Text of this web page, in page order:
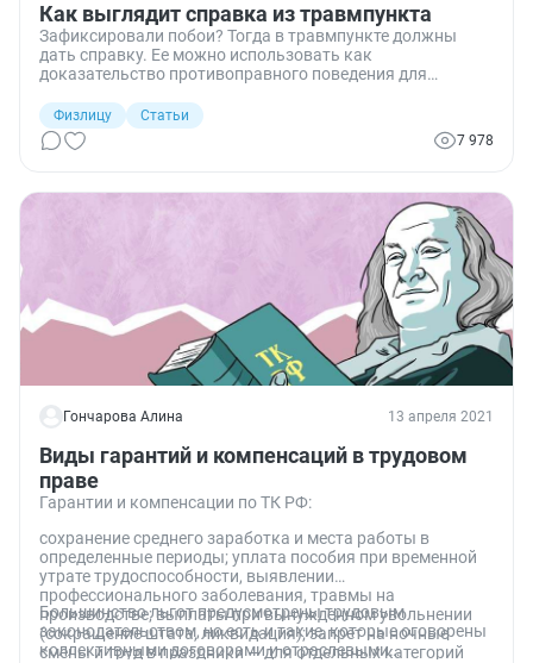
Как выглядит справка из травмпункта
Зафиксировали побои? Тогда в травмпункте должны
дать справку. Ее можно использовать как
доказательство противоправного поведения для
Физлицу
Статьи
7 978
Гончарова Алина 13 апреля 2021
Виды гарантий и компенсаций в трудовом
праве
Гарантии и компенсации по ТК РФ:
сохранение среднего заработка и места работы в
определенные периоды; уплата пособия при временной
утрате трудоспособности, выявлении
профессионального заболевания, травмы на
производстве; выплаты при вынужденном увольнении
(сокращение штата, ликвидация); запрет на ночные
смены и труд в праздники — для отдельных категорий
Большинство льгот предусмотрены трудовым
законодательством, но есть и такие, которые оговорены
коллективными договорами и отраслевыми